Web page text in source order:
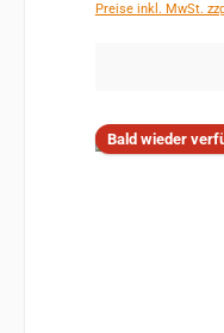
Preise inkl. MwSt.
Bald wieder